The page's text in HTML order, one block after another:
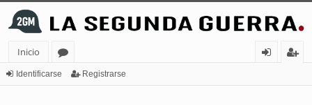
Inicio
or
Identificarse Registrarse